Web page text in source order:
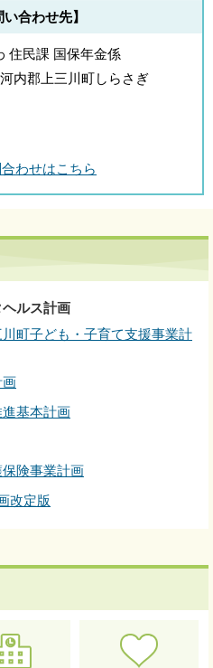
合わせ先】
住民課 国保年金係
内郡上三川町しらさぎ
わせはこちら
ルス計画
町子ども・子育て支援事業計
画
進基本計画
険事業計画
改定版